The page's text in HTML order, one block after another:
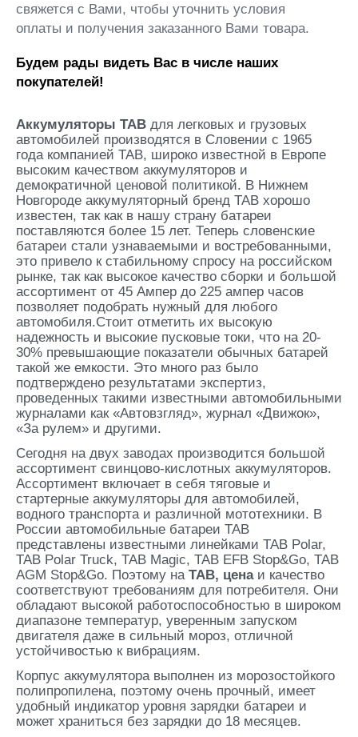
свяжется с Вами, чтобы уточнить условия
оплаты и получения заказанного Вами товара.
Будем рады видеть Вас в числе наших
покупателей!
Аккумуляторы TAB для легковых и грузовых
автомобилей производятся в Словении с 1965
года компанией TAB, широко известной в Европе
высоким качеством аккумуляторов и
демократичной ценовой политикой. В Нижнем
Новгороде аккумуляторный бренд TAB хорошо
известен, так как в нашу страну батареи
поставляются более 15 лет. Теперь словенские
батареи стали узнаваемыми и востребованными,
это привело к стабильному спросу на российском
рынке, так как высокое качество сборки и большой
ассортимент от 45 Ампер до 225 ампер часов
позволяет подобрать нужный для любого
автомобиля.Стоит отметить их высокую
надежность и высокие пусковые токи, что на 20-
30% превышающие показатели обычных батарей
такой же емкости. Это много раз было
подтверждено результатами экспертиз,
проведенных такими известными автомобильными
журналами как «Автовзгляд», журнал «Движок»,
«За рулем» и другими.
Сегодня на двух заводах производится большой
ассортимент свинцово-кислотных аккумуляторов.
Ассортимент включает в себя тяговые и
стартерные аккумуляторы для автомобилей,
водного транспорта и различной мототехники. В
России автомобильные батареи TAB
представлены известными линейками TAB Polar,
TAB Polar Truck, TAB Magic, TAB EFB Stop&Go, TAB
AGM Stop&Go. Поэтому на TAB, ценаи качество
соответствуют требованиям для потребителя. Они
обладают высокой работоспособностью в широком
диапазоне температур, уверенным запуском
двигателя даже в сильный мороз, отличной
устойчивостью к вибрациям.
Корпус аккумулятора выполнен из морозостойкого
полипропилена, поэтому очень прочный, имеет
удобный индикатор уровня зарядки батареи и
может храниться без зарядки до 18 месяцев.